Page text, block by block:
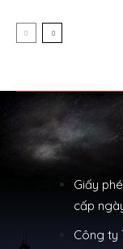
Giấy
cấp
Công ty